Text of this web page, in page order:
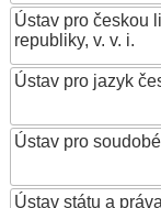
Ústav pro českou
republiky, v. v. i.
Ústav pro jazyk
Ústav pro
Ústav státu a